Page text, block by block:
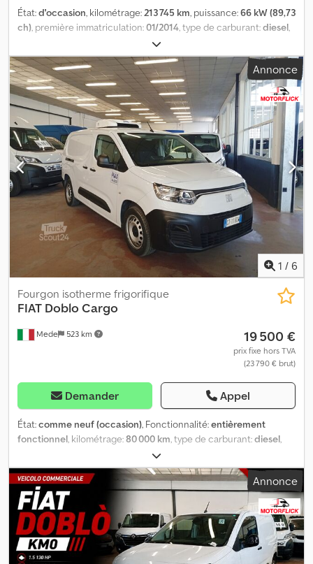
État:d'occasion, kilométrage:213 745 km, puissance:66 kW (89,73
ch), première immatriculation:01/2014, type de carburant:diesel,
, type d'engrenage:
eu un accident, climatisation, ! Panne moteur !----* 2 places
assises * Boîte de vitesses manuelle 5 rapports * Radio Cjdpfx
Agox I Uu Sjxsrf * Fourgon tôlé * Attelage de remorque -----
Numéro de véhicule interne : 11417----Sous réserve d’erreurs et
de vente préalable. Support WhatsApp disponible ! Pour toute
question concernant le véhicule ou pour plus d'informations,
écrivez-nous facilement via WhatsApp. WhatsApp en allemand,
anglais, arabe.
Annonce
1 / 6
Mede 523 km
Fourgon isotherme frigorifique
FIAT Doblo Cargo
19 500 €
prix fixe hors TVA
(23 790 € brut)
Demander Appel
État:comme neuf (occasion), Fonctionnalité:entièrement
fonctionnel, kilométrage:80 000 km, type de carburant:diesel,
blanc, type d'engrenage:
nombre de vitesses:6, classe d'émission:Euro 6, Année de
construction:2024 , Équipement:ABS, AdBlue, Android Auto,
Bluetooth, EBS (Système de freinage électronique), Port USB,
airbag, climatisation, contrôle de traction, filtre à particules,
ordinateur de bord, phares antibrouillard, porte coulissante,
programme électronique de stabilité (ESP), régulateur de
vitesse, verrouillage centralisé
, Fiat Doblò Frigo 0/4 degrés 1.5 130
Annonce